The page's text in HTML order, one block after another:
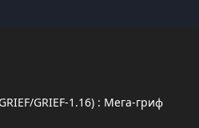
GRIEF-1.16) : Мега-гриф